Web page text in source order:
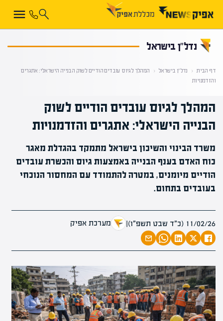
נדל”ן בישראל
דף הבית ‹ נדל”ן בישראל ‹
המהלך לגיוס עובדים הודיים לשוק הבנייה הישראלי: אתגרים
והזדמנויות
המהלך לגיוס עובדים הודיים לשוק
הבנייה הישראלי: אתגרים והזדמנויות
משרד הבינוי והשיכון בישראל מתמקד בהגדלת מאגר
כוח האדם בענף הבנייה באמצעות גיוס והכשרת עובדים
הודיים מיומנים, במטרה להתמודד עם המחסור הנוכחי
בעובדים בתחום.
11/02/26 (כ״ד שבט תשפ״ו) | מערכת אפיק